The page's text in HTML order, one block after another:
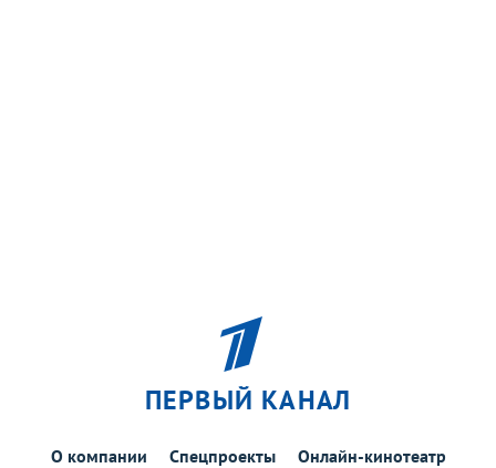
ПЕРВЫЙ КАНАЛ
О компании Спецпроекты
Онлайн-кинотеатр